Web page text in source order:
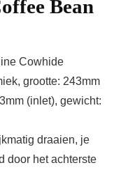
Bean
Cowhide
grootte: 243mm
(inlet), gewicht:
draaien, je
door het achterste